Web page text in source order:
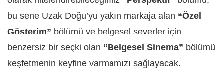
bu sene Uzak Doğu’yu yakın markaja alan “Özel
Gösterim” bölümü ve belgesel severler için
benzersiz bir seçki olan “Belgesel Sinema” bölümü
keşfetmenin keyfine varmamızı sağlayacak.